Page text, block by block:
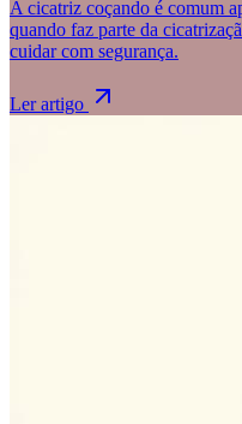
A cicatriz coçando é comum
quando faz parte da
cuidar com segurança.
Ler artigo